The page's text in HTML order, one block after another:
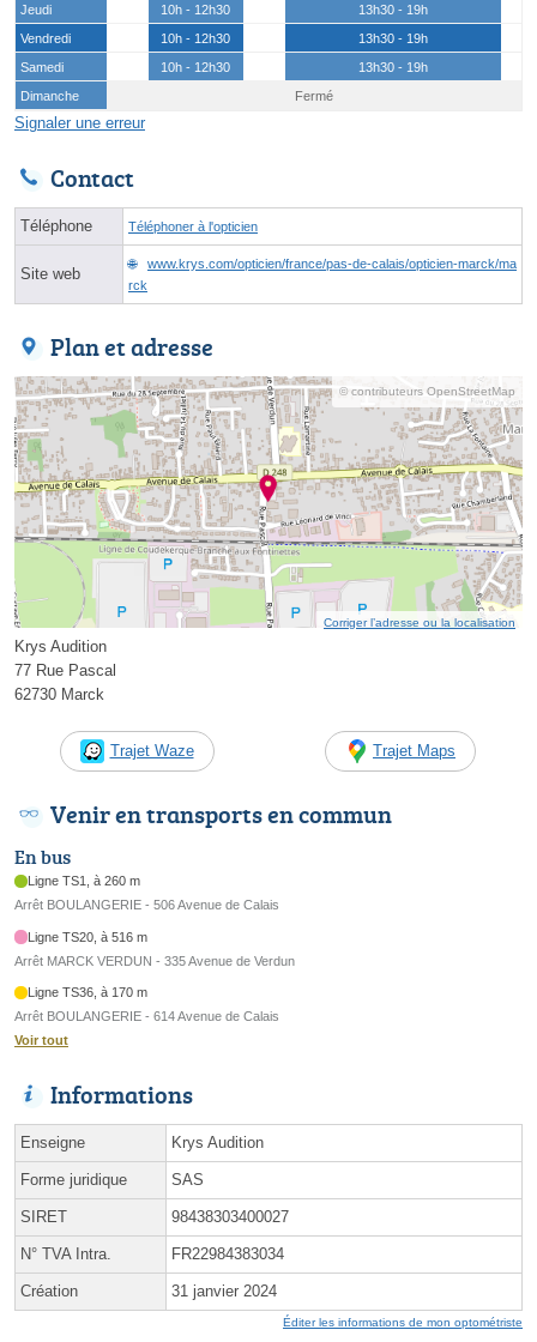
Jeudi
10h - 12h30
13h30 - 19h
Vendredi
10h - 12h30
13h30 - 19h
Samedi
10h - 12h30
13h30 - 19h
Dimanche
Fermé
Signaler une erreur
Contact
Téléphone Téléphoner à l'opticien
Site web
www.krys.com/opticien/france/pas-de-calais/opticien-marck/ma
rck
Plan et adresse
© contributeurs OpenStreetMap
Corriger l’adresse ou la localisation
Krys Audition
77 Rue Pascal
62730 Marck
Trajet Waze Trajet Maps
Venir en transports en commun
En bus
Ligne TS1, à 260 m
Arrêt BOULANGERIE - 506 Avenue de Calais
Ligne TS20, à 516 m
Arrêt MARCK VERDUN - 335 Avenue de Verdun
Ligne TS36, à 170 m
Arrêt BOULANGERIE - 614 Avenue de Calais
Voir tout
Informations
Enseigne Krys Audition
Forme juridique SAS
SIRET 98438303400027
N° TVA Intra. FR22984383034
Création 31 janvier 2024
Éditer les informations de mon optométriste